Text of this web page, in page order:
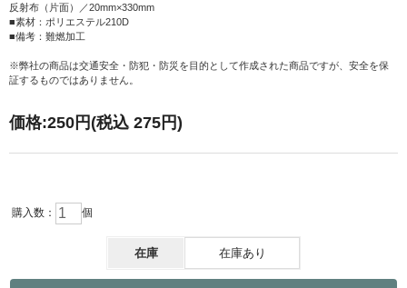
反射布（片面）／20mm×330mm
■素材：ポリエステル210D
■備考：難燃加工
※弊社の商品は交通安全・防犯・防災を目的として作成された商品ですが、安全を保
証するものではありません。
価格:250円 (税込 275円)
購入数： 個
在庫 在庫あり